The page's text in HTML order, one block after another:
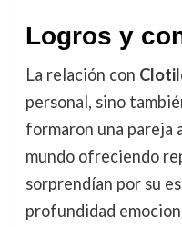
Logros y
La relación con
personal, sino
formaron una
mundo ofreciendo
sorprendían por su
profundidad